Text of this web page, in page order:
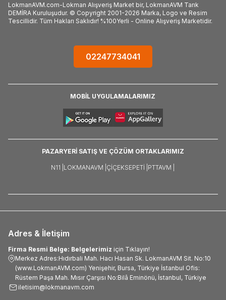
LokmanAVM.com-Lokman Alışveriş Market bir, LokmanAVM Tarık
DEMİRA Kuruluşudur. © Copyright 2001-2026 Marka, Logo ve Resim
Tescillidir. Tüm Hakları Saklıdır! %100Yerli - Online Alışveriş Marketidir.
02247734041
MOBİL UYGULAMALARIMIZ
PAZARYERİ SATIŞ VE ÇÖZÜM ORTAKLARIMIZ
N11 | LOKMANAVM | ÇIÇEKSEPETI | PTTAVM |
Adres & İletişim
Firma Resmi Belge: Belgelerimiz için Tıklayın!
Merkez Adres:Hıdırbali Mah. Hacı Hasan Sk. LokmanAVM Sit. No:10
(www.LokmanAVM.com) Yenişehir, Bursa, Türkiye İstanbul Ofis:
Rüstem Paşa Mah. Mısır Çarşısı No:Bilâ Eminönü, İstanbul, Türkiye
iletisim@lokmanavm.com